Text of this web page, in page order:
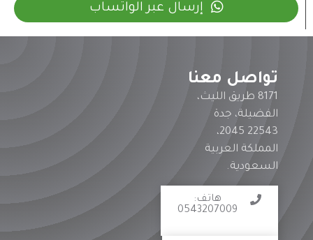
إرسال عبر الواتساب
تواصل معنا
8171 طريق الليث،
الفضيلة، جدة
22543 2045،
المملكة العربية
السعودية.
هاتف:
0543207009